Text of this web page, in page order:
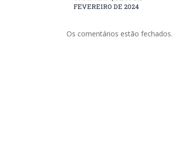
FEVEREIRO DE 2024
Os comentários estão fechados.